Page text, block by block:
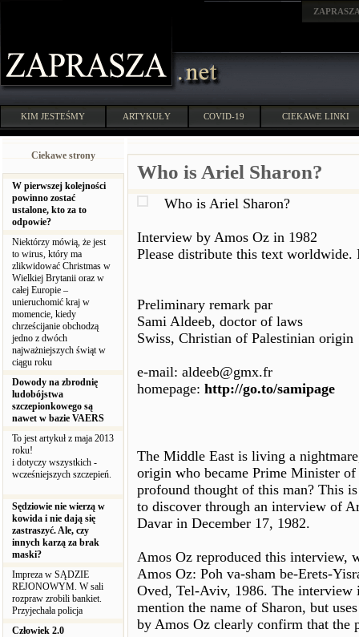
KIM JESTEŚMY ARTYKUŁY COVID-19 CIEKAWE LINKI
Ciekawe strony
W pierwszej kolejności
powinno zostać
ustalone, kto za to
odpowie?
Niektórzy mówią, że jest
to wirus, który ma
zlikwidować Christmas w
Wielkiej Brytanii oraz w
całej Europie –
unieruchomić kraj w
momencie, kiedy
chrześcijanie obchodzą
jedno z dwóch
najważniejszych świąt w
ciągu roku
Dowody na zbrodnię
ludobójstwa
szczepionkowego są
nawet w bazie VAERS
To jest artykuł z maja 2013
roku!
i dotyczy wszystkich -
wcześniejszych szczepień.
Sędziowie nie wierzą w
kowida i nie dają się
zastraszyć. Ale, czy
innych karzą za brak
maski?
Impreza w SĄDZIE
REJONOWYM. W sali
rozpraw zrobili bankiet.
Przyjechała policja
Człowiek 2.0
Who is Ariel Sharon?
Who is Ariel Sharon?
Interview by Amos Oz in 1982
Please distribute this text worldwide.
Preliminary remark par
Sami Aldeeb, doctor of laws
Swiss, Christian of Palestinian origin
e-mail: aldeeb@gmx.fr
homepage: http://go.to/samipage
The Middle East is living a
origin who became Prime Minister
profound thought of this man? This
to discover through an interview of
Davar in December 17, 1982.
Amos Oz reproduced this interview,
Amos Oz: Poh va-sham be-Erets-
Oved, Tel-Aviv, 1986. The interview
mention the name of Sharon, but
by Amos Oz clearly confirm that the